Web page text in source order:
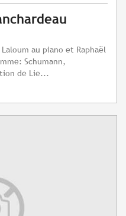
au piano et Raphaël
Schumann,
de Lie...